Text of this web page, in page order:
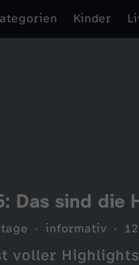
Kinder
Das sind die
informativ
voller